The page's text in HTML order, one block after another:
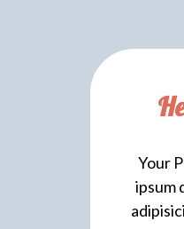
Your
ipsum